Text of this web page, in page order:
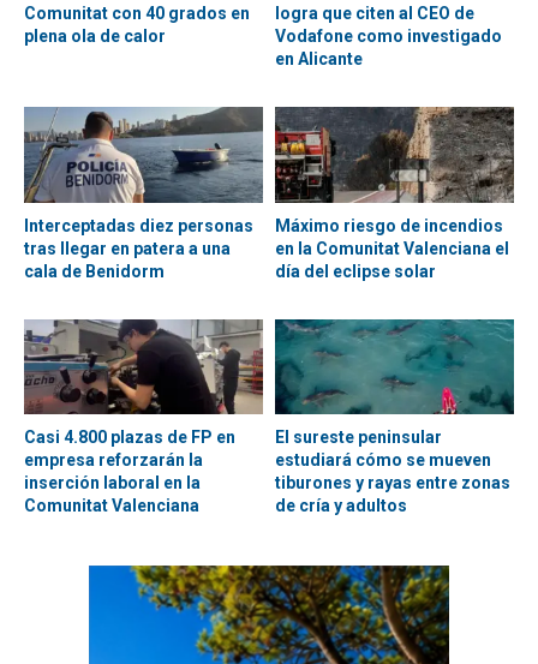
Comunitat con 40 grados en
plena ola de calor
logra que citen al CEO de
Vodafone como investigado
en Alicante
Interceptadas diez personas
tras llegar en patera a una
cala de Benidorm
Máximo riesgo de incendios
en la Comunitat Valenciana el
día del eclipse solar
Casi 4.800 plazas de FP en
empresa reforzarán la
inserción laboral en la
Comunitat Valenciana
El sureste peninsular
estudiará cómo se mueven
tiburones y rayas entre zonas
de cría y adultos